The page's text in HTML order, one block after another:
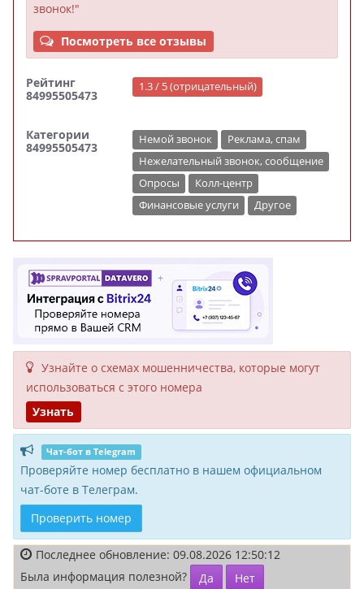
звонок!"
Посмотреть все отзывы
Рейтинг
84995505473
1.3 / 5 (отрицательный)
Категории
84995505473
Немой звонок
Реклама, спам
Нежелательный звонок, сообщение
Опросы
Колл-центр
Финансовые услуги
Другое
Узнайте о схемах мошенни­чества, кото­рые могут
исполь­зоваться с этого номера
Узнать
Чат-бот в Telegram
Проверяйте номер бесплатно в нашем официальном
чат-боте в Телеграм.
Проверить номер
Последнее обновление: 09.08.2026 12:50:12
Была информация полезной?
Да Нет